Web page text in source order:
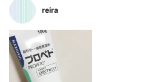
reira